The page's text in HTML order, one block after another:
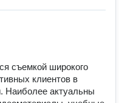
съемкой широкого
клиентов в
Наиболее актуальны